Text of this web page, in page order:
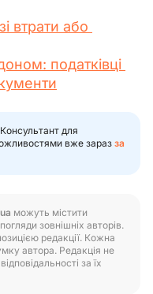
втрати або
податківці
для
вже зараз за
можуть містити
зовнішніх авторів.
редакції. Кожна
автора. Редакція не
за їх